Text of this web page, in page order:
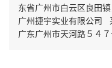
东省广州市白云区良田
广州捷宇实业有限公司
广东广州市天河路５４